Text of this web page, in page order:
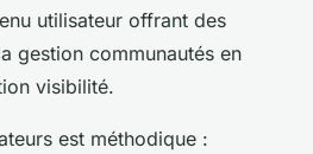
utilisateur offrant des
gestion communautés en
visibilité.
est méthodique :